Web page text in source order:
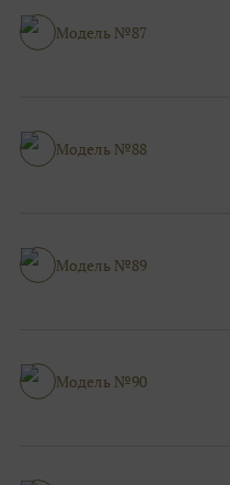
Модель №87
Модель №88
Модель №89
Модель №90